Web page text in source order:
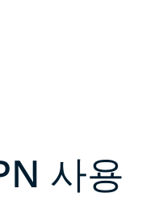
사용